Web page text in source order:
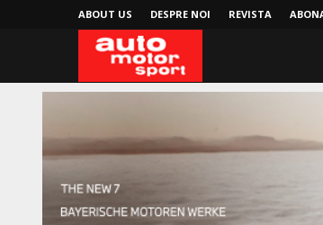
ABOUT US DESPRE NOI REVISTA